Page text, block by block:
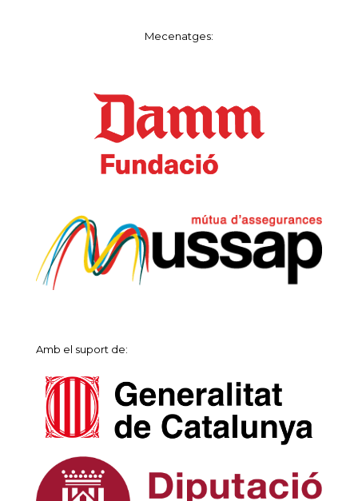
Mecenatges:
Amb el suport de: